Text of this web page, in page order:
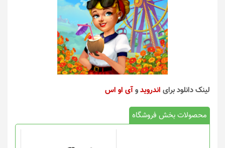
لینک دانلود برای اندرویدوآی او اس
محصولات بخش فروشگاه